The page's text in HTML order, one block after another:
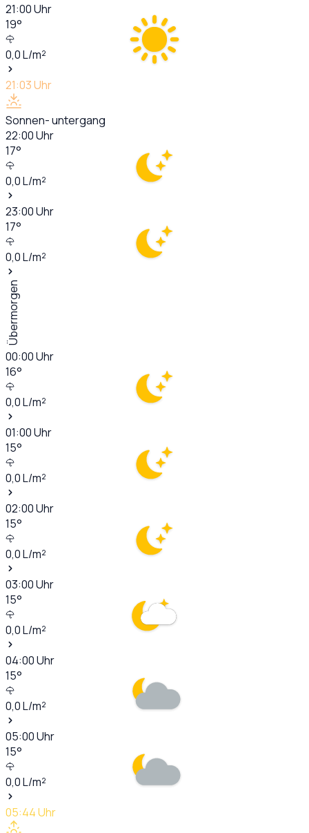
21:00Uhr
19°
0,0L/m²
21:03Uhr
Sonnen- untergang
22:00Uhr
17°
0,0L/m²
23:00Uhr
17°
0,0L/m²
Übermorgen
00:00Uhr
16°
0,0L/m²
01:00Uhr
15°
0,0L/m²
02:00Uhr
15°
0,0L/m²
03:00Uhr
15°
0,0L/m²
04:00Uhr
15°
0,0L/m²
05:00Uhr
15°
0,0L/m²
05:44Uhr